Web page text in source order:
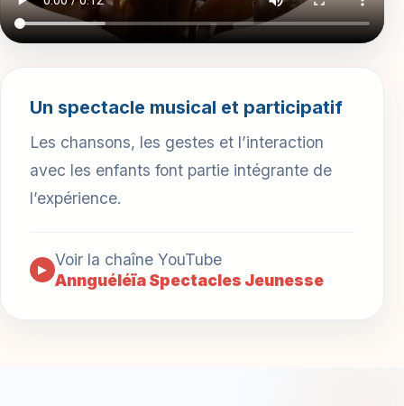
Un spectacle musical et participatif
Les chansons, les gestes et l’interaction
avec les enfants font partie intégrante de
l’expérience.
▶
Voir la chaîne YouTube
Annguéléïa Spectacles Jeunesse